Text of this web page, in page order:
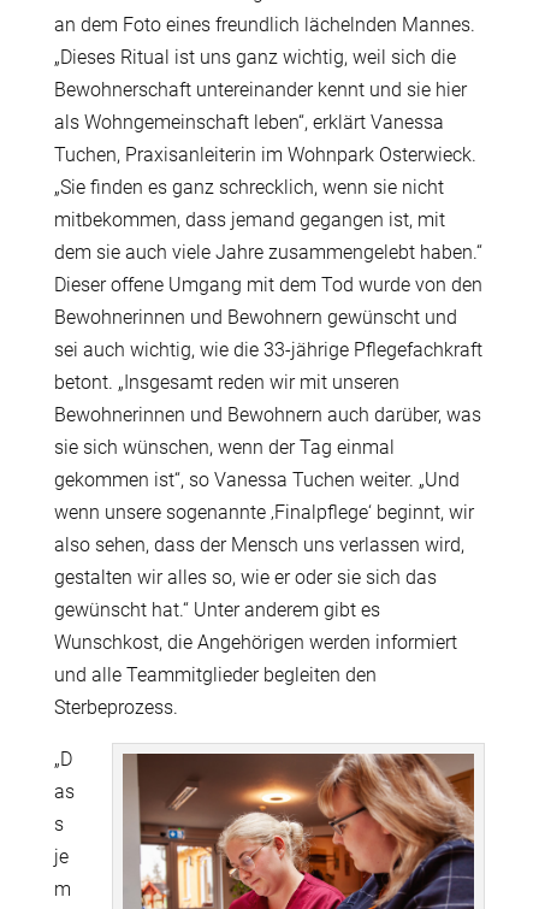
an dem Foto eines freundlich lächelnden Mannes.
„Dieses Ritual ist uns ganz wichtig, weil sich die
Bewohnerschaft untereinander kennt und sie hier
als Wohngemeinschaft leben“, erklärt Vanessa
Tuchen, Praxisanleiterin im Wohnpark Osterwieck.
„Sie finden es ganz schrecklich, wenn sie nicht
mitbekommen, dass jemand gegangen ist, mit
dem sie auch viele Jahre zusammengelebt haben.“
Dieser offene Umgang mit dem Tod wurde von den
Bewohnerinnen und Bewohnern gewünscht und
sei auch wichtig, wie die 33-jährige Pflegefachkraft
betont. „Insgesamt reden wir mit unseren
Bewohnerinnen und Bewohnern auch darüber, was
sie sich wünschen, wenn der Tag einmal
gekommen ist“, so Vanessa Tuchen weiter. „Und
wenn unsere sogenannte ‚Finalpflege‘ beginnt, wir
also sehen, dass der Mensch uns verlassen wird,
gestalten wir alles so, wie er oder sie sich das
gewünscht hat.“ Unter anderem gibt es
Wunschkost, die Angehörigen werden informiert
und alle Teammitglieder begleiten den
Sterbeprozess.
„D
as
s
je
m